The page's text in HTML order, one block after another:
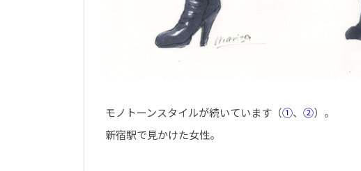
モノトーンスタイルが続いています（①、 ②）。
新宿駅で見かけた女性。